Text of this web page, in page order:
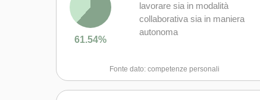
61.54%
lavorare sia in modalità
collaborativa sia in maniera
autonoma
in maniera costruttiva
Fonte dato: competenze personali